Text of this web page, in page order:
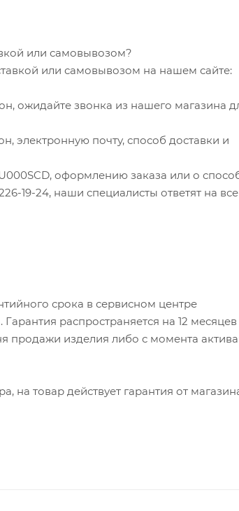
или самовывозом?
или самовывозом на нашем сайте:
ожидайте звонка из нашего магазина
электронную почту, способ доставки и
оформлению заказа или о
19-24, наши специалисты ответят на все
срока в сервисном центре
распространяется на 12
продажи изделия либо с момента
на товар действует гарантия от